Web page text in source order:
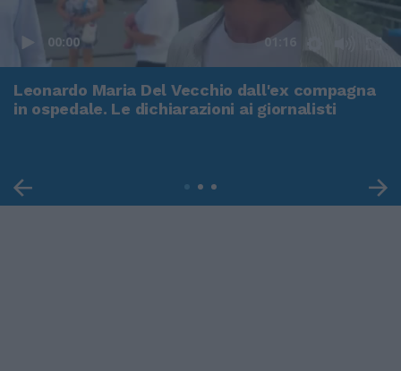
00:00 01:16
Leonardo Maria Del Vecchio dall'ex compagna
in ospedale. Le dichiarazioni ai giornalisti